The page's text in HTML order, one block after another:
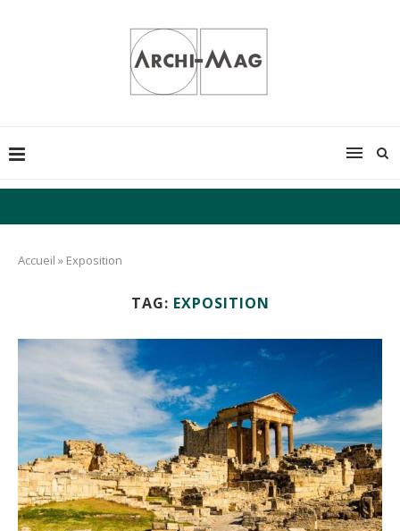
Accueil » Exposition
TAG: EXPOSITION